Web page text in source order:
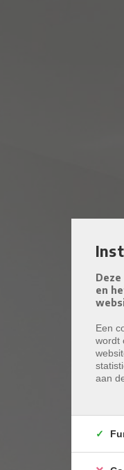
en
Een
wordt
aan